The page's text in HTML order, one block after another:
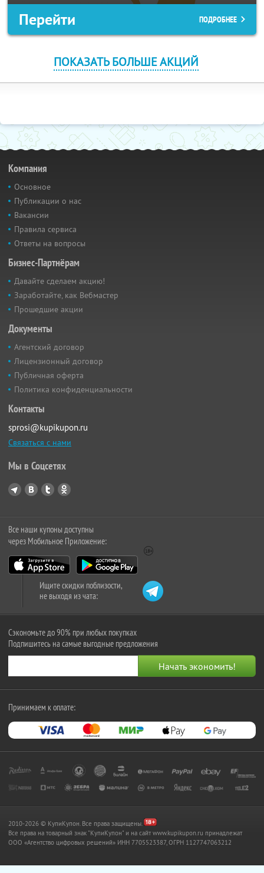
Перейти ПОДРОБНЕЕ
ПОКАЗАТЬ БОЛЬШЕ АКЦИЙ
Компания
Основное
Публикации о нас
Вакансии
Правила сервиса
Ответы на вопросы
Бизнес-Партнёрам
Давайте сделаем акцию!
Заработайте, как Вебмастер
Прошедшие акции
Документы
Агентский договор
Лицензионный договор
Публичная оферта
Политика конфиденциальности
Контакты
sprosi@kupikupon.ru
Связаться с нами
Мы в Соцсетях
Все наши купоны доступны
через Мобильное Приложение:
Ищите скидки поблизости,
не выходя из чата:
Сэкономьте до 90% при любых покупках
Подпишитесь на самые выгодные предложения
Принимаем к оплате:
2010-2026 © КупиКупон. Все права защищены.
Все права на товарный знак "КупиКупон" и на сайт www.kupikupon.ru принадлежат
OOO «Агентство цифровых решений» ИНН 7705523387, ОГРН 1127747063212